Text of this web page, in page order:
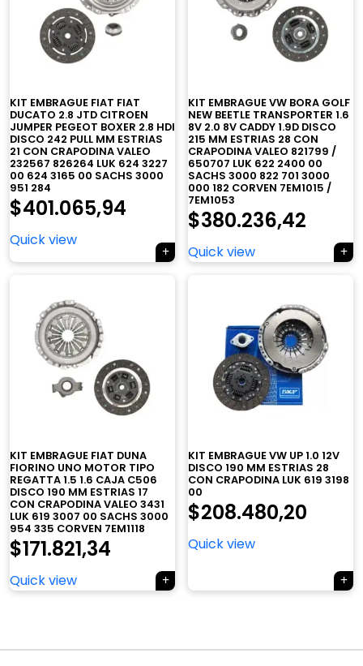
KIT EMBRAGUE FIAT FIAT
DUCATO 2.8 JTD CITROEN
JUMPER PEGEOT BOXER 2.8 HDI
DISCO 242 PULL MM ESTRIAS
21 CON CRAPODINA VALEO
232567 826264 LUK 624 3227
00 624 3165 00 SACHS 3000
951 284
$401.065,94
Quick view
KIT EMBRAGUE VW BORA GOLF
NEW BEETLE TRANSPORTER 1.6
8V 2.0 8V CADDY 1.9D DISCO
215 MM ESTRIAS 28 CON
CRAPODINA VALEO 821799 /
650707 LUK 622 2400 00
SACHS 3000 822 701 3000
000 182 CORVEN 7EM1015 /
7EM1053
$380.236,42
Quick view
KIT EMBRAGUE FIAT DUNA
FIORINO UNO MOTOR TIPO
REGATTA 1.5 1.6 CAJA C506
DISCO 190 MM ESTRIAS 17
CON CRAPODINA VALEO 3431
LUK 619 3007 00 SACHS 3000
954 335 CORVEN 7EM1118
$171.821,34
Quick view
KIT EMBRAGUE VW UP 1.0 12V
DISCO 190 MM ESTRIAS 28
CON CRAPODINA LUK 619 3198
00
$208.480,20
Quick view
×
Tu carrito está vacío.